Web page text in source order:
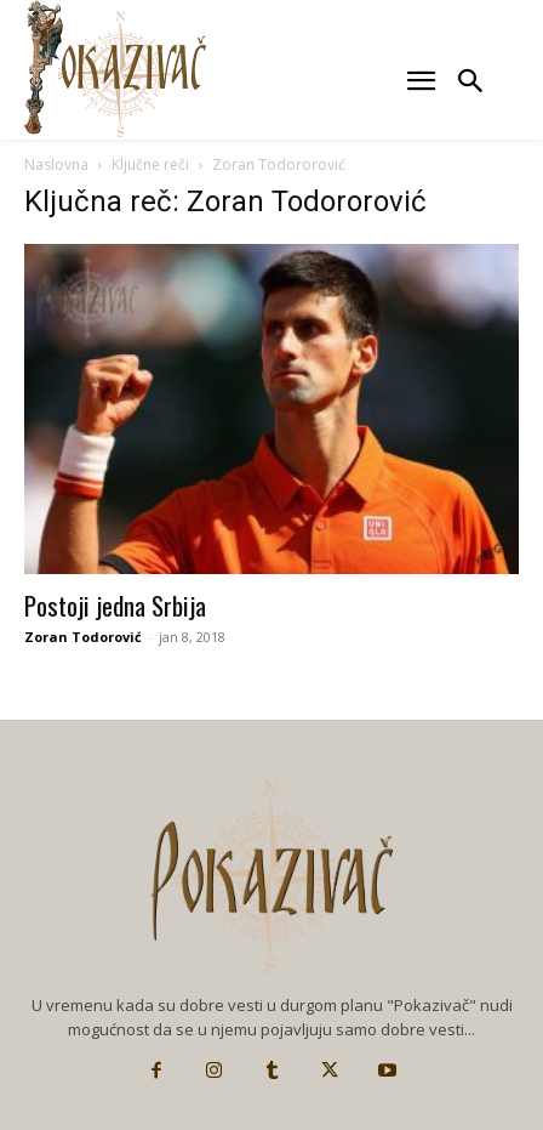
Naslovna Ključne reči Zoran Todororović
Ključna reč: Zoran Todororović
Postoji jedna Srbija
Zoran Todorović - jan 8, 2018
U vremenu kada su dobre vesti u durgom planu "Pokazivač" nudi
mogućnost da se u njemu pojavljuju samo dobre vesti...